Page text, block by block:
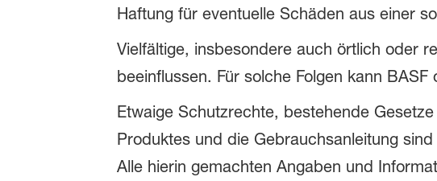
Haftung für eventuelle Schäden aus einer
Vielfältige, insbesondere auch örtlich oder
beeinflussen. Für solche Folgen kann
Etwaige Schutzrechte, bestehende
Produktes und die Gebrauchsanleitung
Alle hierin gemachten Angaben und